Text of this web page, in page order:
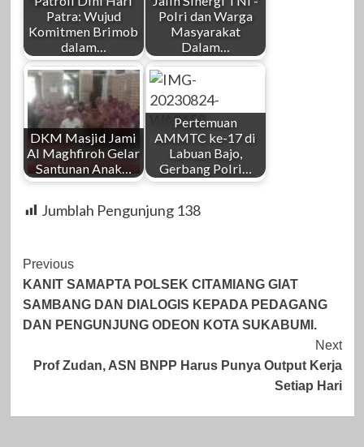
Patra: Wujud
Komitmen Brimob
dalam…
Polri dan Warga
Masyarakat
Dalam…
DKM Masjid Jami
Al Maghfiroh Gelar
Santunan Anak…
Pertemuan
AMMTC ke-17 di
Labuan Bajo,
Gerbang Polri…
Jumblah Pengunjung 138
Post
Navigation
Previous
KANIT SAMAPTA POLSEK CITAMIANG GIAT
SAMBANG DAN DIALOGIS KEPADA PEDAGANG
DAN PENGUNJUNG ODEON KOTA SUKABUMI.
Next
Prof Zudan, ASN BNPP Harus Punya Output Kerja
Setiap Hari